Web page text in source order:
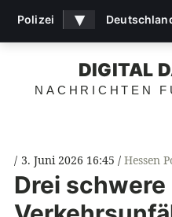
DIGITAL
NACHRICHTEN
3. Juni 2026 16:45 Hessen
Drei schwere
Polizei ▾